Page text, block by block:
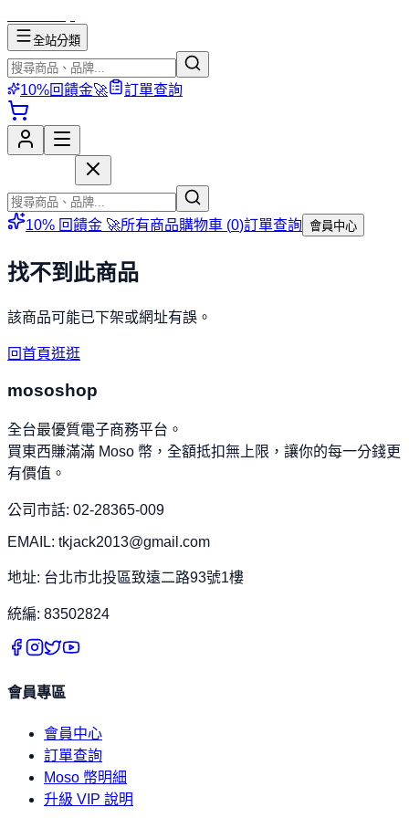
全站分類
10%回饋金🚀 訂單查詢
10% 回饋金 🚀所有商品購物車 (0)訂單查詢 會員中心
找不到此商品
該商品可能已下架或網址有誤。
回首頁逛逛
mososhop
全台最優質電子商務平台。
買東西賺滿滿 Moso 幣，全額抵扣無上限，讓你的每一分錢更
有價值。
公司市話: 02-28365-009
EMAIL: tkjack2013@gmail.com
地址: 台北市北投區致遠二路93號1樓
統編: 83502824
會員專區
會員中心
訂單查詢
Moso 幣明細
升級 VIP 說明